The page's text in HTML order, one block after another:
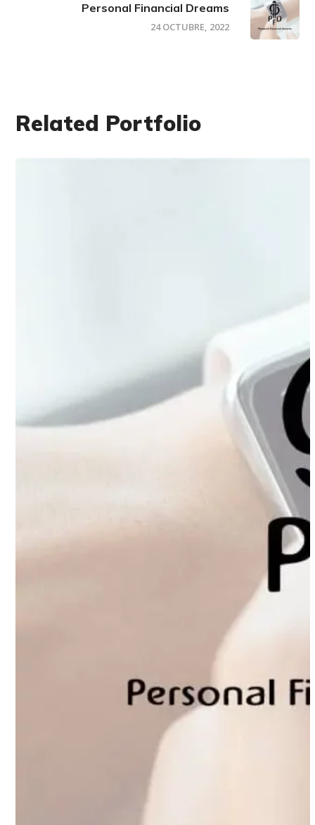
Personal Financial Dreams
24 OCTUBRE, 2022
Related Portfolio
Personal Financial Dreams